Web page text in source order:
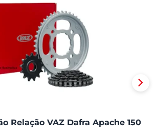
Relação VAZ Dafra Apache 150